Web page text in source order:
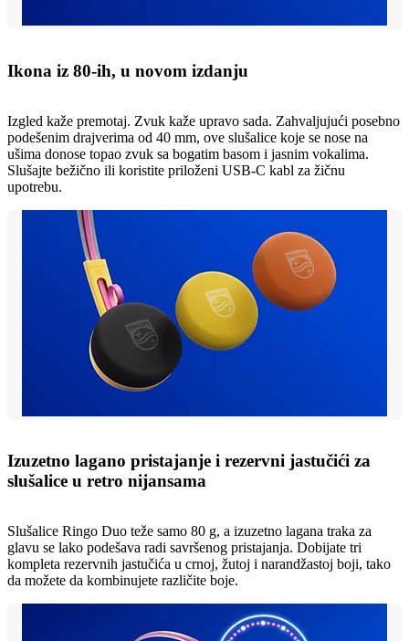
Ikona iz 80-ih, u novom izdanju
Izgled kaže premotaj. Zvuk kaže upravo sada. Zahvaljujući posebno
podešenim drajverima od 40 mm, ove slušalice koje se nose na
ušima donose topao zvuk sa bogatim basom i jasnim vokalima.
Slušajte bežično ili koristite priloženi USB-C kabl za žičnu
upotrebu.
Izuzetno lagano pristajanje i rezervni jastučići za
slušalice u retro nijansama
Slušalice Ringo Duo teže samo 80 g, a izuzetno lagana traka za
glavu se lako podešava radi savršenog pristajanja. Dobijate tri
kompleta rezervnih jastučića u crnoj, žutoj i narandžastoj boji, tako
da možete da kombinujete različite boje.